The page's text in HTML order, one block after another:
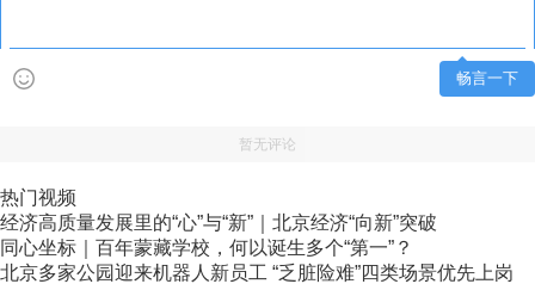
畅言一下
暂无评论
热门视频
经济高质量发展里的“心”与“新”｜北京经济“向新”突破
同心坐标｜百年蒙藏学校，何以诞生多个“第一”？
北京多家公园迎来机器人新员工 “乏脏险难”四类场景优先上岗